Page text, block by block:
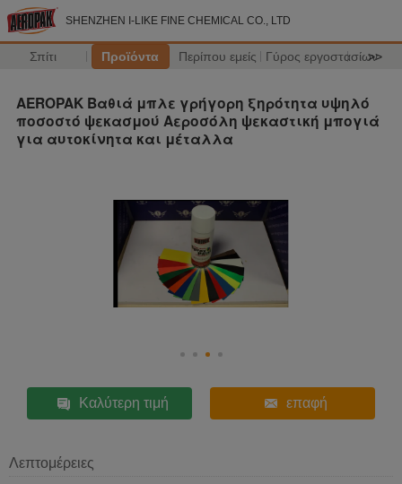
SHENZHEN I-LIKE FINE CHEMICAL CO., LTD
Σπίτι Προϊόντα Περίπου εμείς Γύρος εργοστασίων
>>
AEROPAK Βαθιά μπλε γρήγορη ξηρότητα υψηλό
ποσοστό ψεκασμού Αεροσόλη ψεκαστική μπογιά
για αυτοκίνητα και μέταλλα
Καλύτερη τιμή επαφή
Λεπτομέρειες